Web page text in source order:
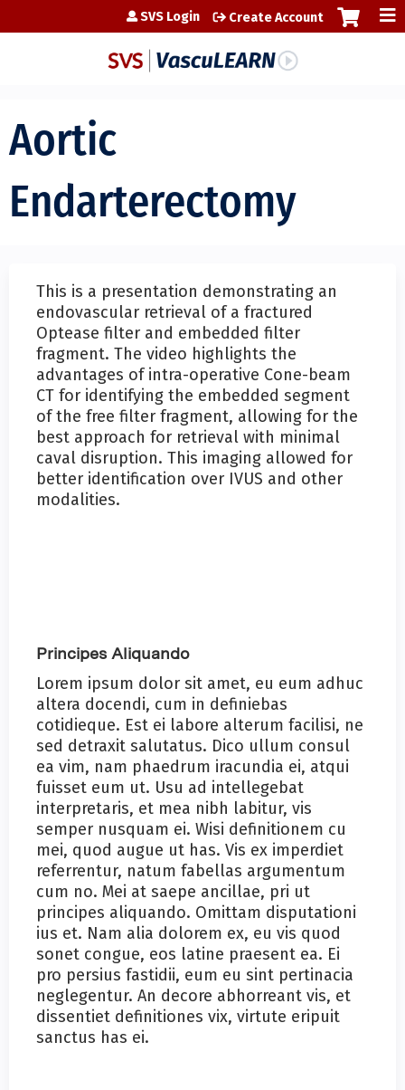
Jump to content
SVS Login Create Account
Aortic
Endarterectomy
This is a presentation demonstrating an
endovascular retrieval of a fractured
Optease filter and embedded filter
fragment. The video highlights the
advantages of intra-operative Cone-beam
CT for identifying the embedded segment
of the free filter fragment, allowing for the
best approach for retrieval with minimal
caval disruption. This imaging allowed for
better identification over IVUS and other
modalities.
Principes Aliquando
Lorem ipsum dolor sit amet, eu eum adhuc
altera docendi, cum in definiebas
cotidieque. Est ei labore alterum facilisi, ne
sed detraxit salutatus. Dico ullum consul
ea vim, nam phaedrum iracundia ei, atqui
fuisset eum ut. Usu ad intellegebat
interpretaris, et mea nibh labitur, vis
semper nusquam ei. Wisi definitionem cu
mei, quod augue ut has. Vis ex imperdiet
referrentur, natum fabellas argumentum
cum no. Mei at saepe ancillae, pri ut
principes aliquando. Omittam disputationi
ius et. Nam alia dolorem ex, eu vis quod
sonet congue, eos latine praesent ea. Ei
pro persius fastidii, eum eu sint pertinacia
neglegentur. An decore abhorreant vis, et
dissentiet definitiones vix, virtute eripuit
sanctus has ei.